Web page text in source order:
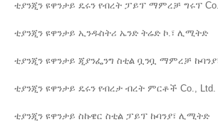
ቲያንጂን ዩዋንታይ ዴሩን የብረት ፓይፕ ማምረቻ ግሩፕ
ቲያንጂን ዩዋንታይ ኢንዱስትሪ ኤንድ ትሬድ ኮ.፣ ሊሚትድ
ቲያንጂን ዩዋንታይ ጂያንፌንግ ስቲል ቧንቧ ማምረቻ
ቲያንጂን ዩዋንታይ ዴሩን የብረታ ብረት ምርቶች Co., Ltd.
ቲያንጂን ዩዋንታይ ስኩዌር ስቲል ፓይፕ ኩባንያ፣ ሊሚትድ